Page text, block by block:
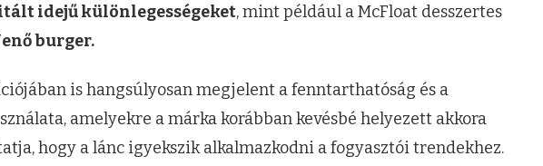
idejű különlegességeket, mint például a McFloat desszertes
burger.
is hangsúlyosan megjelent a fenntarthatóság és a
amelyekre a márka korábban kevésbé helyezett akkora
hogy a lánc igyekszik alkalmazkodni a fogyasztói trendekhez.